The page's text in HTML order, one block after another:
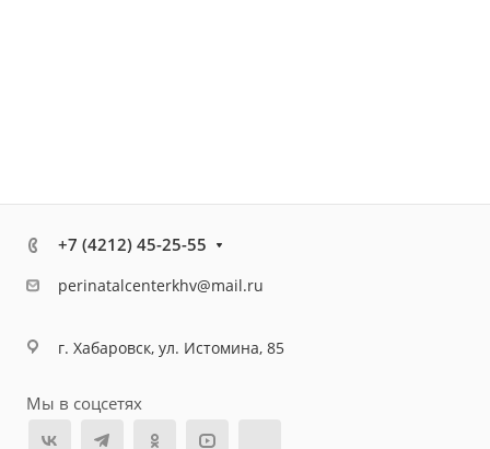
+7 (4212) 45-25-55
perinatalcenterkhv@mail.ru
г. Хабаровск, ул. Истомина, 85
Мы в соцсетях